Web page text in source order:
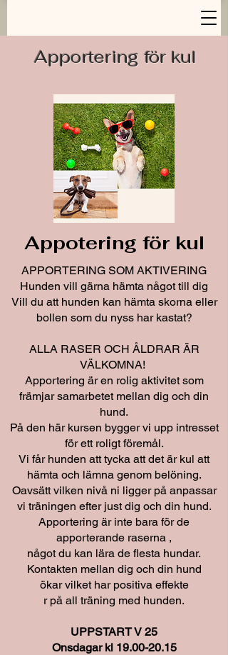
Apportering för kul
Appotering för kul
APPORTERING SOM AKTIVERING
Hunden vill gärna hämta något till dig
Vill du att hunden kan hämta skorna eller
bollen som du nyss har kastat?
ALLA RASER OCH ÅLDRAR ÄR
VÄLKOMNA!
Apportering är en rolig aktivitet som
främjar samarbetet mellan dig och din
hund.
På den här kursen bygger vi upp intresset
för ett roligt föremål.
Vi får hunden att tycka att det är kul att
hämta och lämna genom belöning.
Oavsätt vilken nivå ni ligger på anpassar
vi träningen efter just dig och din hund.
Apportering är inte bara för de
apporterande raserna ,
något du kan lära de flesta hundar.
Kontakten mellan dig och din hund
ökar vilket har positiva effekte
r på all träning med hunden.
UPPSTART V 25
Onsdagar kl 19.00-20.15